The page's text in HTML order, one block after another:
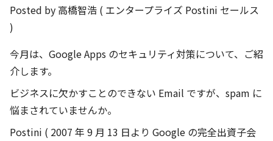
Posted by 高橋智浩 ( エンタープライズ Postini セールス
)
今月は、Google Apps のセキュリティ対策について、ご紹
介します。
ビジネスに欠かすことのできない Email ですが、spam に
悩まされていませんか。
Postini ( 2007 年 9 月 13 日より Google の完全出資子会